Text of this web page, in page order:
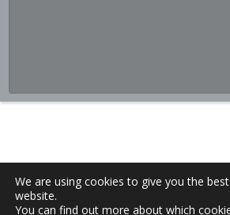
We are using cookies to give you the
website.
You can find out more about which